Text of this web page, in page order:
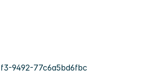
9492-77c6a5bd6fbc